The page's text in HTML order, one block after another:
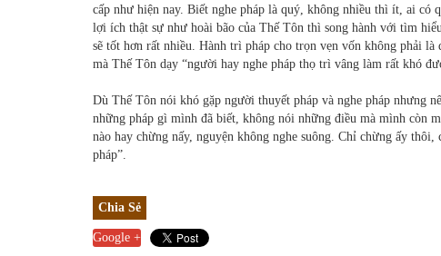
cấp như hiện nay. Biết nghe pháp là quý, không nhiều thì ít, ai có
lợi ích thật sự như hoài bão của Thế Tôn thì song hành với tìm
sẽ tốt hơn rất nhiều. Hành trì pháp cho trọn vẹn vốn không phải
mà Thế Tôn dạy “người hay nghe pháp thọ trì vâng làm rất khó
Dù Thế Tôn nói khó gặp người thuyết pháp và nghe pháp nhưng
những pháp gì mình đã biết, không nói những điều mà mình còn
nào hay chừng nấy, nguyện không nghe suông. Chỉ chừng ấy
pháp”.
Chia Sẻ
Google +